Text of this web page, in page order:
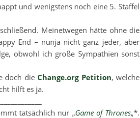
und wenigstens noch eine 5. Staffel
Meinetwegen hätte ohne die
End – nunja nicht ganz jeder, aber
obwohl ich große Sympathien sonst
doch dieChange.org Petition, welche
hilft es ja.
tatsächlich nur „Game of Thrones„*.